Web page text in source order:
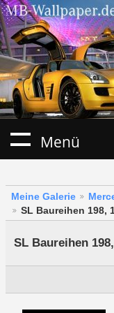
Menü
Meine Galerie
SL Baureihen 198,
SL Baureihen